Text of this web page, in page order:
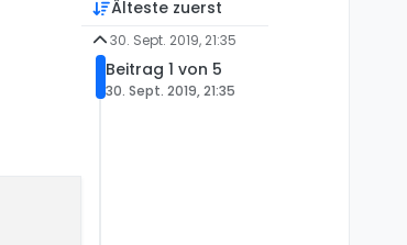
Älteste zuerst
30. Sept. 2019, 21:35
Beitrag 1 von 5
30. Sept. 2019, 21:35